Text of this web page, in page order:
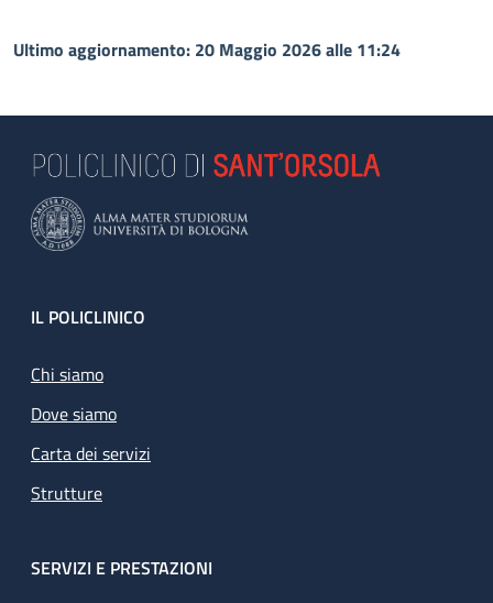
Ultimo aggiornamento: 20 Maggio 2026 alle 11:24
Footer
IL POLICLINICO
Chi siamo
Dove siamo
Carta dei servizi
Strutture
SERVIZI E PRESTAZIONI